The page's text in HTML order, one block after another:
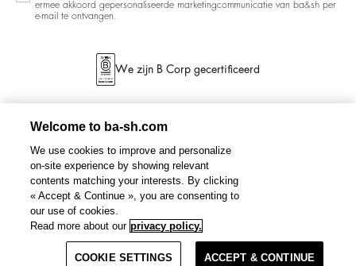
ermee akkoord gepersonaliseerde marketingcommunicatie van ba&sh per
e-mail te ontvangen.
We zijn B Corp gecertificeerd
Welcome to ba-sh.com
We use cookies to improve and personalize
on-site experience by showing relevant
contents matching your interests. By clicking
« Accept & Continue », you are consenting to
our use of cookies.
Read more about our privacy policy.
COOKIE SETTINGS ACCEPT & CONTINUE